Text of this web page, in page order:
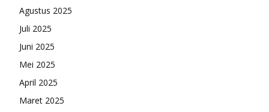
Agustus 2025
Juli 2025
Juni 2025
Mei 2025
April 2025
Maret 2025